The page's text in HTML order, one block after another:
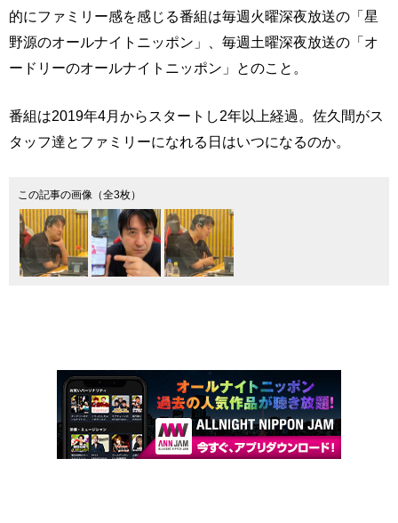
的にファミリー感を感じる番組は毎週火曜深夜放送の「星
野源のオールナイトニッポン」、毎週土曜深夜放送の「オ
ードリーのオールナイトニッポン」とのこと。
番組は2019年4月からスタートし2年以上経過。佐久間がス
タッフ達とファミリーになれる日はいつになるのか。
この記事の画像（全3枚）